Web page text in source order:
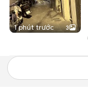
1 phút trước 3